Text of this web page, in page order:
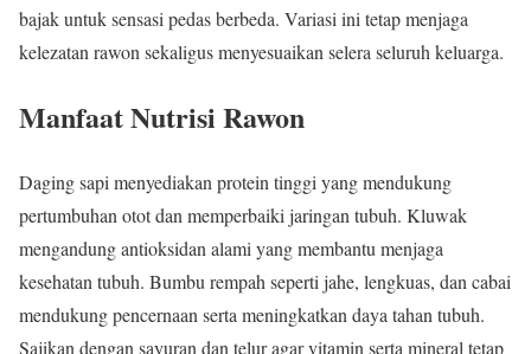
bajak untuk sensasi pedas berbeda. Variasi ini tetap menjaga
kelezatan rawon sekaligus menyesuaikan selera seluruh keluarga.
Manfaat Nutrisi Rawon
Daging sapi menyediakan protein tinggi yang mendukung
pertumbuhan otot dan memperbaiki jaringan tubuh. Kluwak
mengandung antioksidan alami yang membantu menjaga
kesehatan tubuh. Bumbu rempah seperti jahe, lengkuas, dan cabai
mendukung pencernaan serta meningkatkan daya tahan tubuh.
Sajikan dengan sayuran dan telur agar vitamin serta mineral tetap